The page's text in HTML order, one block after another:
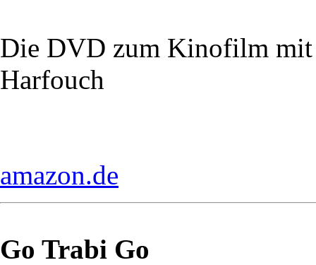
Die DVD zum Kinofilm mit
Harfouch
amazon.de
Go Trabi Go